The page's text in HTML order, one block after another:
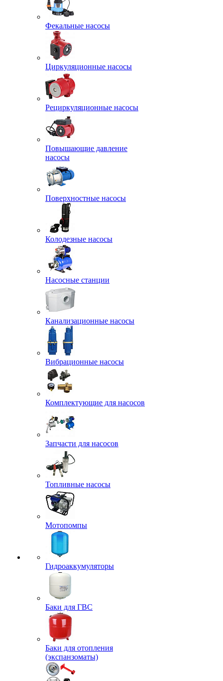
Фекальные насосы
Циркуляционные насосы
Рециркуляционные насосы
Повышающие давление
насосы
Поверхностные насосы
Колодезные насосы
Насосные станции
Канализационные насосы
Вибрационные насосы
Комплектующие для насосов
Запчасти для насосов
Топливные насосы
Мотопомпы
Гидроаккумуляторы
Баки для ГВС
Баки для отопления
(экспанзоматы)